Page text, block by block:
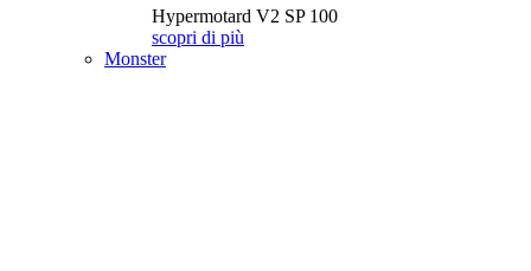
Hypermotard V2 SP 100
scopri di più
Monster